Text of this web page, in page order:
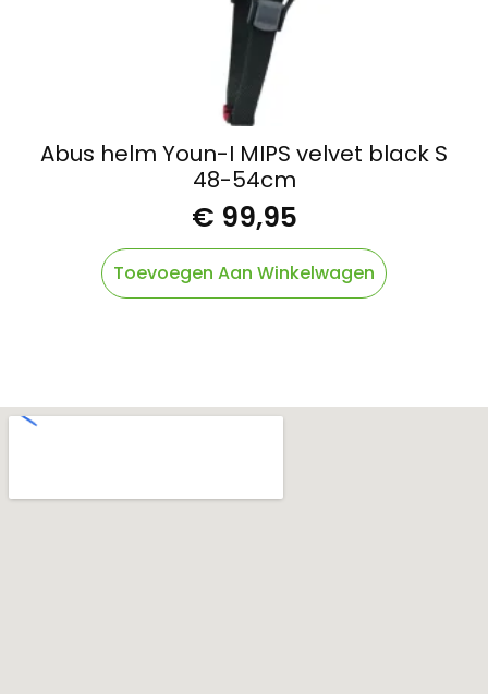
Abus helm Youn-I MIPS velvet black S
48-54cm
€ 99,95
Toevoegen Aan Winkelwagen